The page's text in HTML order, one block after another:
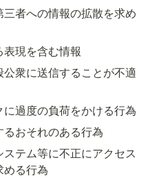
三者への情報の拡散を求め
表現を含む情報
公衆に送信することが不適
過度の負荷をかける行為
おそれのある行為
テム等に不正にアクセス
める行為